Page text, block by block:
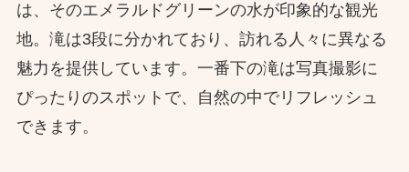
は、そのエメラルドグリーンの水が印象的な観光
地。滝は3段に分かれており、訪れる人々に異なる
魅力を提供しています。一番下の滝は写真撮影に
ぴったりのスポットで、自然の中でリフレッシュ
できます。